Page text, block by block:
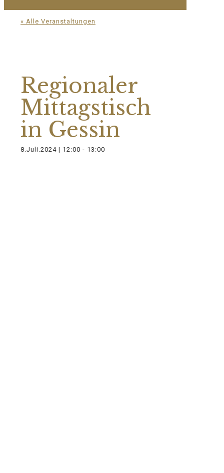
« Alle Veranstaltungen
Regionaler
Mittagstisch
in Gessin
8.Juli.2024 | 12:00 - 13:00